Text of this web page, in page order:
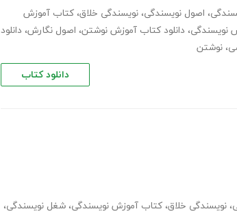
، اصول نویسندگی، نویسندگی خلاق، کتاب آموزش
نویسندگی، دانلود کتاب آموزش نوشتن، اصول نگارش، دانلود
، نوشتن
دانلود کتاب
، نویسندگی خلاق، کتاب آموزش نویسندگی، شغل نویسندگی،